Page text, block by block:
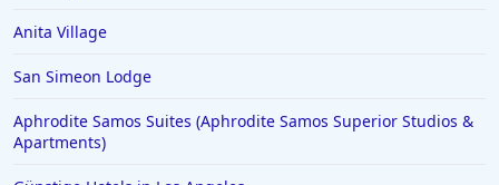
Anita Village
San Simeon Lodge
Aphrodite Samos Suites (Aphrodite Samos Superior Studios &
Apartments)